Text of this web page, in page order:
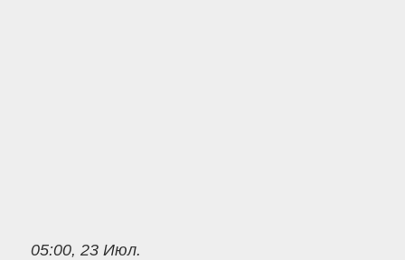
05:00, 23 Июл.